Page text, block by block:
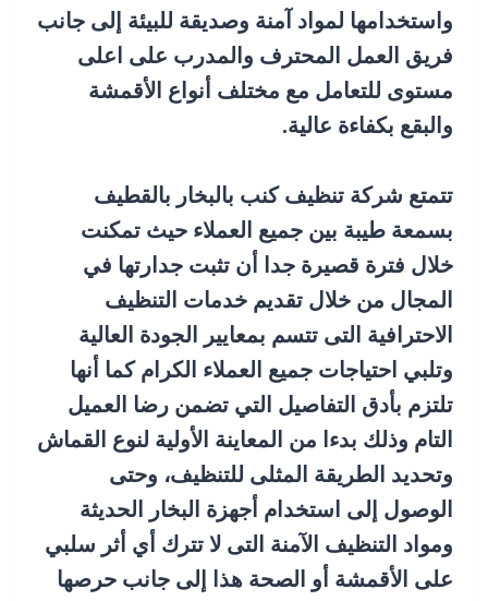
واستخدامها لمواد آمنة وصديقة للبيئة إلى جانب
فريق العمل المحترف والمدرب على اعلى
مستوى للتعامل مع مختلف أنواع الأقمشة
والبقع بكفاءة عالية.
تتمتع شركة تنظيف كنب بالبخار بالقطيف
بسمعة طيبة بين جميع العملاء حيث تمكنت
خلال فترة قصيرة جدا أن تثبت جدارتها في
المجال من خلال تقديم خدمات التنظيف
الاحترافية التى تتسم بمعايير الجودة العالية
وتلبي احتياجات جميع العملاء الكرام كما أنها
تلتزم بأدق التفاصيل التي تضمن رضا العميل
التام وذلك بدءا من المعاينة الأولية لنوع القماش
وتحديد الطريقة المثلى للتنظيف، وحتى
الوصول إلى استخدام أجهزة البخار الحديثة
ومواد التنظيف الآمنة التى لا تترك أي أثر سلبي
على الأقمشة أو الصحة هذا إلى جانب حرصها